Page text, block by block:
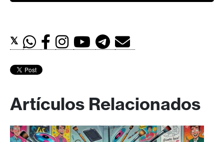
𝕏
Artículos Relacionados